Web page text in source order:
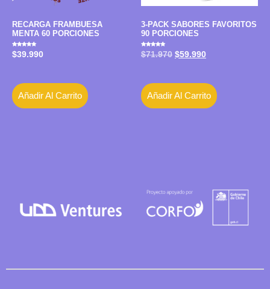
RECARGA FRAMBUESA
MENTA 60 PORCIONES
Valorado
con
$39.990
Añadir Al Carrito
3-PACK SABORES FAVORITOS
90 PORCIONES
Valorado
con
$71.970 $59.990
Añadir Al Carrito